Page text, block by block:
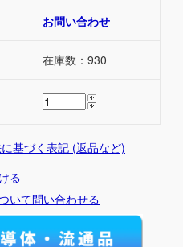
お問い合わせ
在庫数：930
基づく表記 (返品など)
る
いて問い合わせる